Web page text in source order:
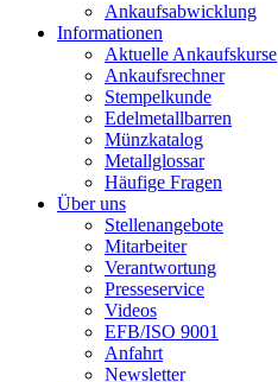
Ankaufsabwicklung
Informationen
Aktuelle Ankaufskurse
Ankaufsrechner
Stempelkunde
Edelmetallbarren
Münzkatalog
Metallglossar
Häufige Fragen
Über uns
Stellenangebote
Mitarbeiter
Verantwortung
Presseservice
Videos
EFB/ISO 9001
Anfahrt
Newsletter